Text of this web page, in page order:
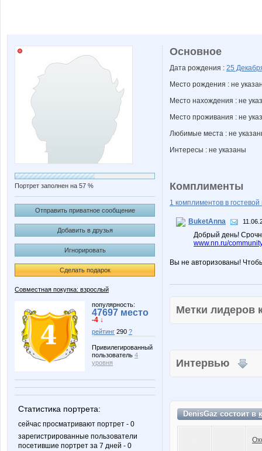
Портрет заполнен на 57 %
Отправить приватное сообщение
Добавить в друзья
Игнорировать
Сделать подарок
Совместная покупка: взрослый
популярность:
47697 место
-4 ↓
рейтинг 290 ?
Привилегированный
пользователь 4
уровня
Статистика портрета:
сейчас просматривают портрет - 0
зарегистрированные пользователи
посетившие портрет за 7 дней - 0
Основное
Дата рождения : 25
Место рождения : не
Место нахождения : не
Место проживания : не
Любимые места : не
Интересы : не указаны
Комплименты
1 комплиментов в гостевой
BuketAnna
Добрый день!
www.nn.ru/
Вы не авторизованы!
Метки
Интервью
DenisGaz состоит в